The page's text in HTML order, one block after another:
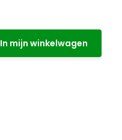
In mijn winkelwagen